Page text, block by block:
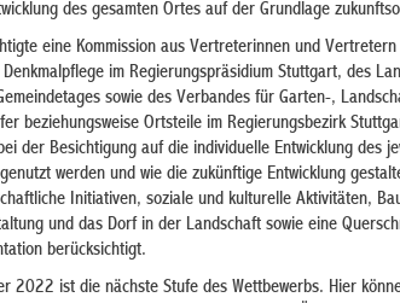
des gesamten Ortes auf der Grundlage
eine Kommission aus Vertreterinnen und
im Regierungspräsidium Stuttgart, des
sowie des Verbandes für Garten-,
beziehungsweise Ortsteile im Regierungsbezirk
der Besichtigung auf die individuelle Entwicklung des
werden und wie die zukünftige Entwicklung
Initiativen, soziale und kulturelle Aktivitäten,
und das Dorf in der Landschaft sowie eine
berücksichtigt.
2022 ist die nächste Stufe des Wettbewerbs. Hier